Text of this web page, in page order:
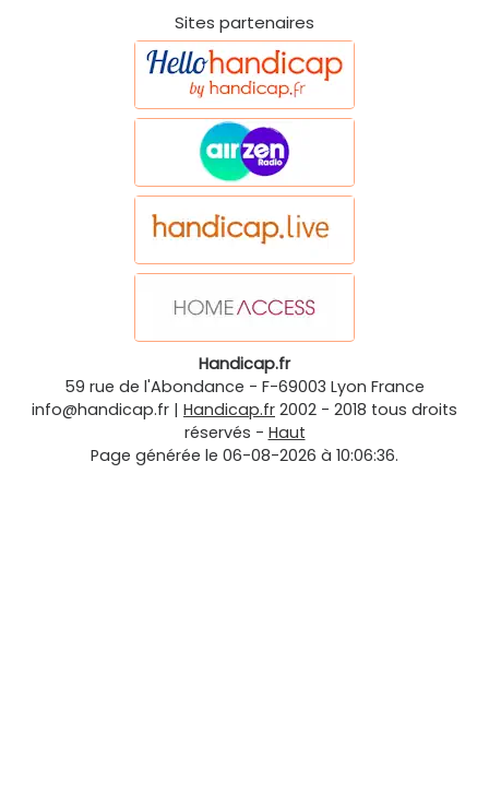
Sites partenaires
Handicap.fr
59 rue de l'Abondance - F-69003 Lyon France
info@handicap.fr | Handicap.fr 2002 - 2018 tous droits
réservés - Haut
Page générée le 06-08-2026 à 10:06:36.